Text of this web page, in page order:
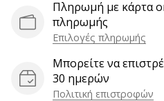
Facebook
ή
συζητήσεων;
Αφήστε
Πληρωμή με κάρτα
πληρωμής
Επιλογές πληρωμής
Μπορείτε να
30 ημερών
Πολιτική επιστροφών